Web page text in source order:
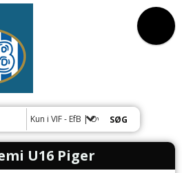
Kun i VIF - EfB | Overbygningsaftale
U16 Piger